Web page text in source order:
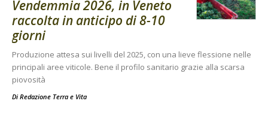
Vendemmia 2026, in Veneto
raccolta in anticipo di 8-10
giorni
Produzione attesa sui livelli del 2025, con una lieve flessione nelle
principali aree viticole. Bene il profilo sanitario grazie alla scarsa
piovosità
Di Redazione Terra e Vita